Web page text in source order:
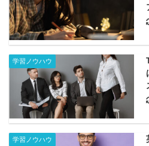
学習ノウハウ
学習ノウハウ